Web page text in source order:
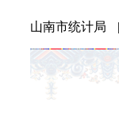
山南市统计局 |